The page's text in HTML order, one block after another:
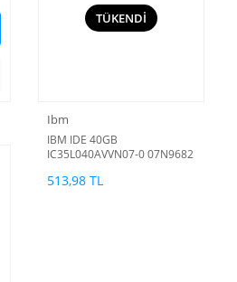
TÜKENDİ
Ibm
IBM IDE 40GB
IC35L040AVVN07-0 07N9682
513,98 TL